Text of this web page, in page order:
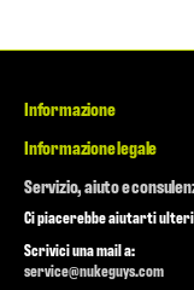
Informazione
Informazione legale
Servizio, aiuto e
Ci piacerebbe aiutarti
Scrivici una mail a:
service@nukeguys.com